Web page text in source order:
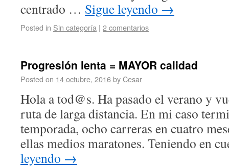
centrado … Sigue leyendo →
Posted in Sin categoría | 2 comentarios
Progresión lenta = MAYOR calidad
Posted on 14 octubre, 2016byCesar
Hola a tod@s. Ha pasado el verano y
ruta de larga distancia. En mi caso
temporada, ocho carreras en cuatro
ellas medios maratones. Teniendo en
leyendo →